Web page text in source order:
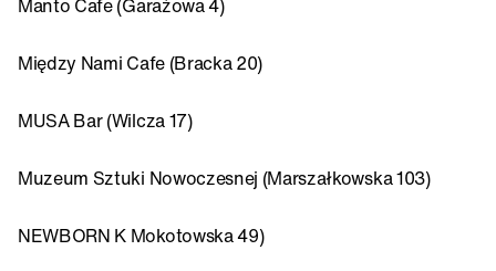
Między Nami Cafe (Bracka 20)
MUSA Bar (Wilcza 17)
Muzeum Sztuki Nowoczesnej (Marszałkowska 103)
NEWBORN K Mokotowska 49)